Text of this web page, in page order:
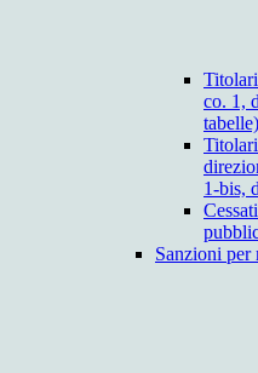
co. 1,
tabelle)
1-bis,
Sanzioni per